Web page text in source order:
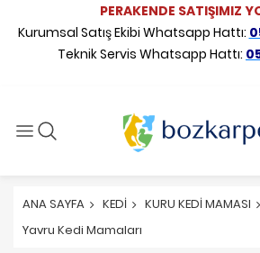
PERAKENDE SATIŞIMIZ
Kurumsal Satış Ekibi Whatsapp Hattı:
Teknik Servis Whatsapp Hattı:
ANA SAYFA KEDİ
KURU KEDİ MAMASI
Yavru Kedi Mamaları